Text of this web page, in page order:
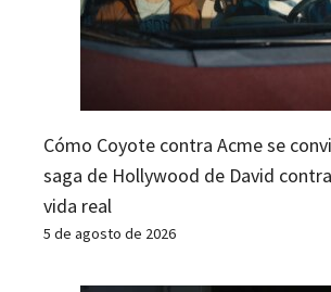
Cómo Coyote contra Acme se
saga de Hollywood de David
vida real
5 de agosto de 2026